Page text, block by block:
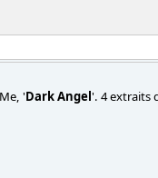
'Dark Angel'. 4 extraits